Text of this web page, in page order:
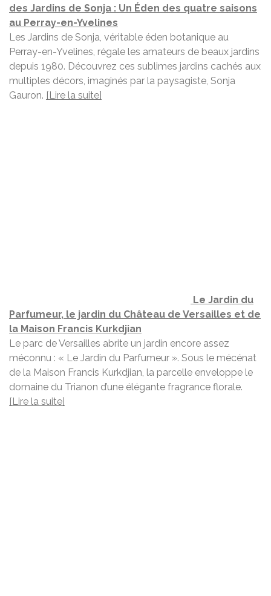
des Jardins de Sonja : Un Éden des quatre saisons
au Perray-en-Yvelines
Les Jardins de Sonja, véritable éden botanique au
Perray-en-Yvelines, régale les amateurs de beaux jardins
depuis 1980. Découvrez ces sublimes jardins cachés aux
multiples décors, imaginés par la paysagiste, Sonja
Gauron. [Lire la suite]
Le Jardin du
Parfumeur, le jardin du Château de Versailles et de
la Maison Francis Kurkdjian
Le parc de Versailles abrite un jardin encore assez
méconnu : « Le Jardin du Parfumeur ». Sous le mécénat
de la Maison Francis Kurkdjian, la parcelle enveloppe le
domaine du Trianon d’une élégante fragrance florale.
[Lire la suite]